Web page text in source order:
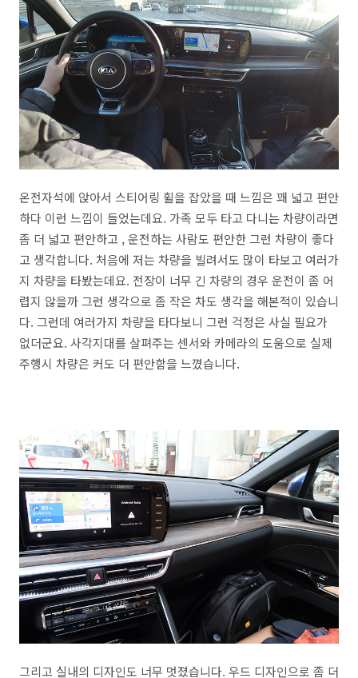
온전자석에 앉아서 스티어링 휠을 잡았을 때 느낌은 꽤 넓고 편안
하다 이런 느낌이 들었는데요. 가족 모두 타고 다니는 차량이라면
좀 더 넓고 편안하고 , 운전하는 사람도 편안한 그런 차량이 좋다
고 생각합니다. 처음에 저는 차량을 빌려서도 많이 타보고 여러가
지 차량을 타봤는데요. 전장이 너무 긴 차량의 경우 운전이 좀 어
렵지 않을까 그런 생각으로 좀 작은 차도 생각을 해본적이 있습니
다. 그런데 여러가지 차량을 타다보니 그런 걱정은 사실 필요가
없더군요. 사각지대를 살펴주는 센서와 카메라의 도움으로 실제
주행시 차량은 커도 더 편안함을 느꼈습니다.
그리고 실내의 디자인도 너무 멋졌습니다. 우드 디자인으로 좀 더